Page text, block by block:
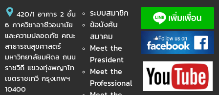
420/1 อาคาร 2 ชั้น
6 ภาควิชาอาชีวอนามัย
และความปลอดภัย คณะ
สาธารณสุขศาสตร์
มหาวิทยาลัยมหิดล ถนน
ราชวิถี แขวงทุ่งพญาไท
เขตราชเทวี กรุงเทพฯ
10400
ระบบสมาชิก
ข้อบังคับ
สมาคม
Meet the
President
Meet the
Professional